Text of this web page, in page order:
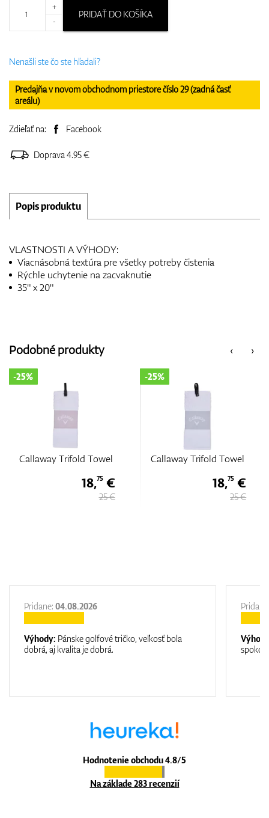
+
-
PRIDAŤ DO KOŠÍKA
Nenašli ste čo ste hľadali?
Predajňa v novom obchodnom priestore číslo 29 (zadná časť
areálu)
Zdieľať na: Facebook
Doprava 4.95 €
Popis produktu
VLASTNOSTI A VÝHODY:
Viacnásobná textúra pre všetky potreby čistenia
Rýchle uchytenie na zacvaknutie
35" x 20"
‹
Podobné produkty ›
Callaway Trifold Towel Callaway Trifold
Hodnotenie obchodu 4.8/5
Na základe 283 recenzií
Pridane: 04.08.2026
Výhody: Pánske golfové tričko, veľkosť bola
dobrá, aj kvalita je dobrá.